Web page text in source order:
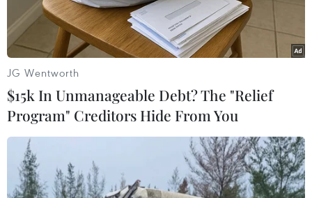
thường.
JG Wentworth
$15k In Unmanageable Debt? The "Relief
Program" Creditors Hide From You